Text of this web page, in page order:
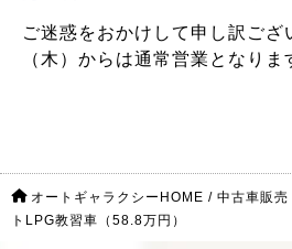
ご迷惑をおかけして申し訳ござ
（木）からは通常営業となりま
オートギャラクシーHOME / 中古車販売
トLPG教習車（58.8万円）